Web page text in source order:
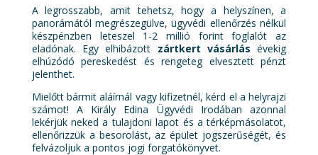
A legrosszabb, amit tehetsz, hogy a helyszínen, a
panorámától megrészegülve, ügyvédi ellenőrzés nélkül
készpénzben leteszel 1-2 millió forint foglalót az
eladónak. Egy elhibázott zártkert vásárlás évekig
elhúzódó pereskedést és rengeteg elvesztett pénzt
jelenthet.
Mielőtt bármit aláírnál vagy kifizetnél, kérd el a helyrajzi
számot! A Király Edina Ügyvédi Irodában azonnal
lekérjük neked a tulajdoni lapot és a térképmásolatot,
ellenőrizzük a besorolást, az épület jogszerűségét, és
felvázoljuk a pontos jogi forgatókönyvet.